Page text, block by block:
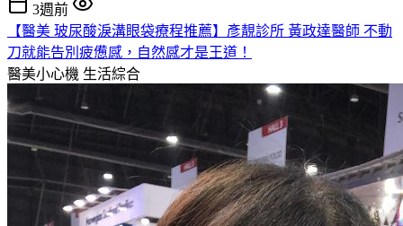
3週前
【醫美 玻尿酸淚溝眼袋療程推薦】彥靚診所 黃政達醫師 不動
刀就能告別疲憊感，自然感才是王道！
醫美小心機 生活綜合